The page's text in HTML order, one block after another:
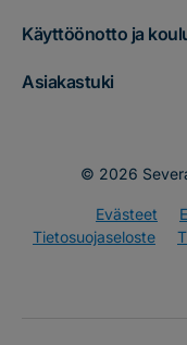
Käyttöönotto ja
Asiakastuki
© 2026
Evästeet
Tietosuojaseloste